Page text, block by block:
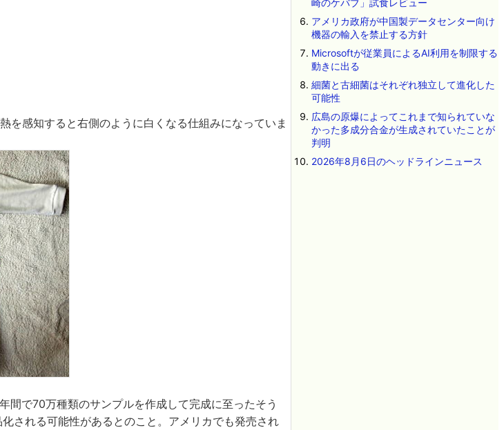
を感知すると右側のように白くなる仕組みになっていま
で70万種類のサンプルを作成して完成に至ったそう
される可能性があるとのこと。アメリカでも発売され
崎のケバブ」試食レビュー
アメリカ政府が中国製データセンター向け
機器の輸入を禁止する方針
Microsoftが従業員によるAI利用を制限する
動きに出る
細菌と古細菌はそれぞれ独立して進化した
可能性
広島の原爆によってこれまで知られていな
かった多成分合金が生成されていたことが
判明
2026年8月6日のヘッドラインニュース